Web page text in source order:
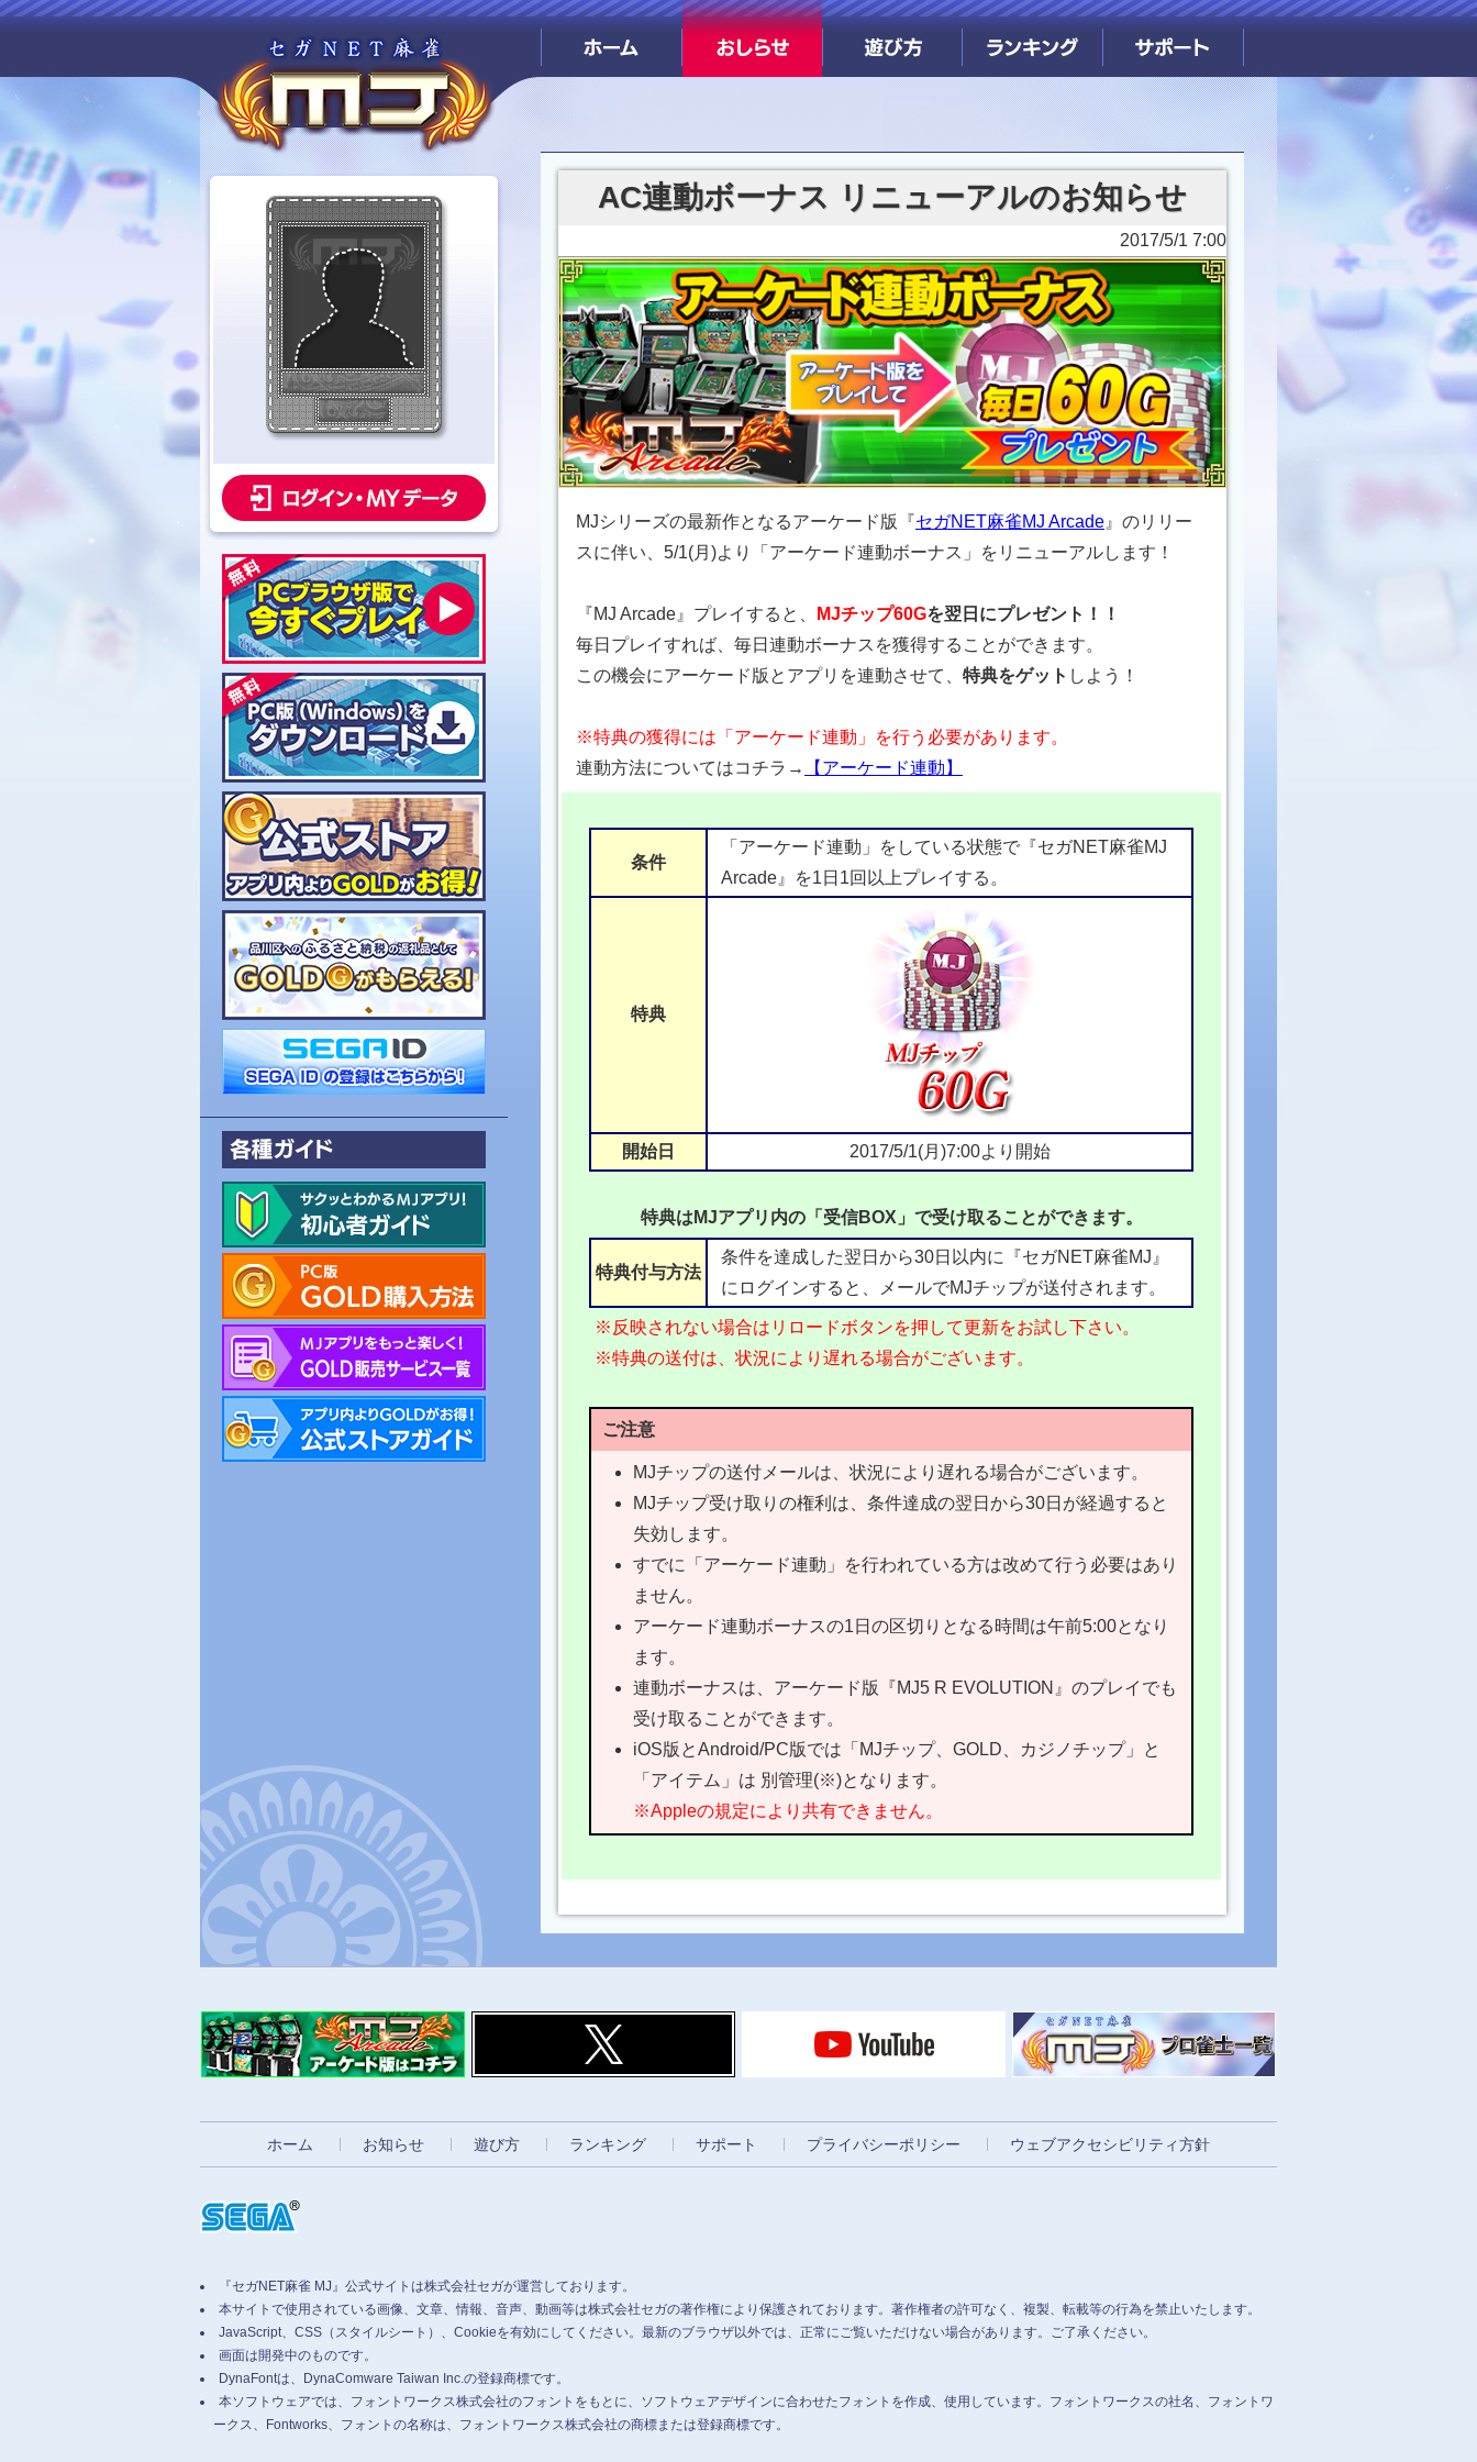
AC連動ボーナス リニューアルのお知らせ
2017/5/1 7:00
MJシリーズの最新作となるアーケード版『セガNET麻雀MJ Arcade 』のリリー
スに伴い、5/1(月)より「アーケード連動ボーナス」をリニューアルします！
『MJ Arcade』プレイすると、 MJチップ60Gを翌日にプレゼント！！
毎日プレイすれば、毎日連動ボーナスを獲得することができます。
この機会にアーケード版とアプリを連動させて、 特典をゲット しよう！
※特典の獲得には「アーケード連動」を行う必要があります。
連動方法についてはコチラ→
【アーケード連動】
条件
「アーケード連動」をしている状態で『セガNET麻雀MJ
Arcade』を1日1回以上プレイする。
特典
開始日 2017/5/1(月)7:00より開始
特典はMJアプリ内の「受信BOX」で受け取ることができます。
特典付与方法
条件を達成した翌日から30日以内に『セガNET麻雀MJ』
にログインすると、メールでMJチップが送付されます。
※反映されない場合はリロードボタンを押して更新をお試し下さい。
※特典の送付は、状況により遅れる場合がございます。
ご注意
MJチップの送付メールは、状況により遅れる場合がございます。
MJチップ受け取りの権利は、条件達成の翌日から30日が経過すると
失効します。
すでに「アーケード連動」を行われている方は改めて行う必要はあり
ません。
アーケード連動ボーナスの1日の区切りとなる時間は午前5:00となり
ます。
連動ボーナスは、アーケード版『MJ5 R EVOLUTION』のプレイでも
受け取ることができます。
iOS版とAndroid/PC版では「MJチップ、GOLD、カジノチップ」と
「アイテム」は 別管理(※)となります。
※Appleの規定により共有できません。
ホーム お知らせ 遊び方 ランキング サポート プライバシーポリシー ウェブアクセシビリティ方針
『セガNET麻雀 MJ』公式サイトは株式会社セガが運営しております。
本サイトで使用されている画像、文章、情報、音声、動画等は株式会社セガの著作権により保護されております。著作権者の許可なく、複製、転載等の行為を禁止いたします。
JavaScript、CSS（スタイルシート）、Cookieを有効にしてください。最新のブラウザ以外では、正常にご覧いただけない場合があります。ご了承ください。
画面は開発中のものです。
DynaFontは、DynaComware Taiwan Inc.の登録商標です。
本ソフトウェアでは、フォントワークス株式会社のフォントをもとに、ソフトウェアデザインに合わせたフォントを作成、使用しています。フォントワークスの社名、フォントワ
ークス、Fontworks、フォントの名称は、フォントワークス株式会社の商標または登録商標です。